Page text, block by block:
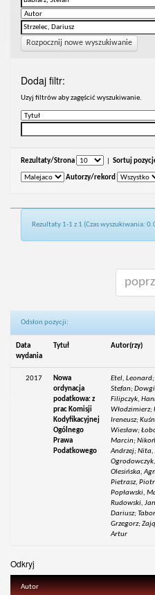
Rozpocznij nowe wyszukiwanie
Dodaj filtr:
Uzyj filtrów aby zagęścić wyszukiwanie.
Rezultaty/Strona Sortuj
Autorzy/rekord
Rezultaty 1-1 z 1 (Czas wyszukiwania:
Odsłon pozycji:
Data
wydania
Tytuł Autor(rzy)
2017
Nowa
ordynacja
podatkowa: z
prac Komisji
Kodyfikacyjnej
Ogólnego
Prawa
Podatkowego
Etel,
Stefan;
Filipczyk,
Włodzimierz;
Ireneusz;
Wiesław;
Marcin;
Andrzej; Nita,
Olesińska,
Pietrasz,
Popławski,
Rudowski,
Dariusz;
Grzegorz;
Artur
Odkryj
Autor